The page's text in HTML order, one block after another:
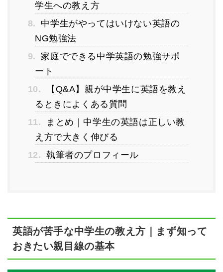
学生への教え方
8.
中学生がやってはいけない英語の
NG勉強法
9.
家庭でできる中学英語の勉強サポ
ート
10.
【Q&A】親が中学生に英語を教え
るときによくある質問
11.
まとめ｜中学生の英語は正しい教
え方で大きく伸びる
12. 執筆者のプロフィール
英語が苦手な中学生の教え方｜まず知って
おきたい親目線の基本